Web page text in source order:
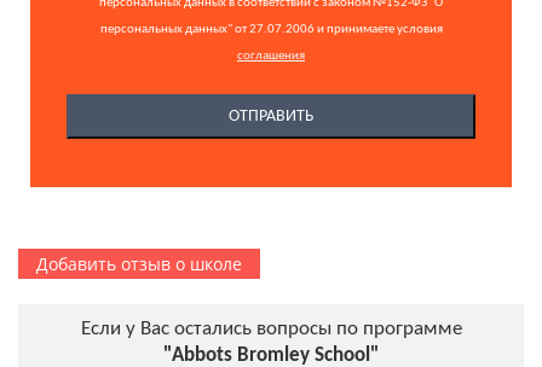
персональных данных" от 27.07.2006 и принимаете условия
соглашения
Добавить отзыв о школе
Если у Вас остались вопросы по программе
"Abbots Bromley School"